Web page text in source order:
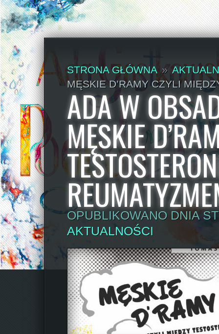
STRONA GŁÓWNA »
MĘSKIE D’RAMY CZYLI
ADA W
MĘSKIE
OPUBLIKOWANO DNIA
AKTUALNOŚCI